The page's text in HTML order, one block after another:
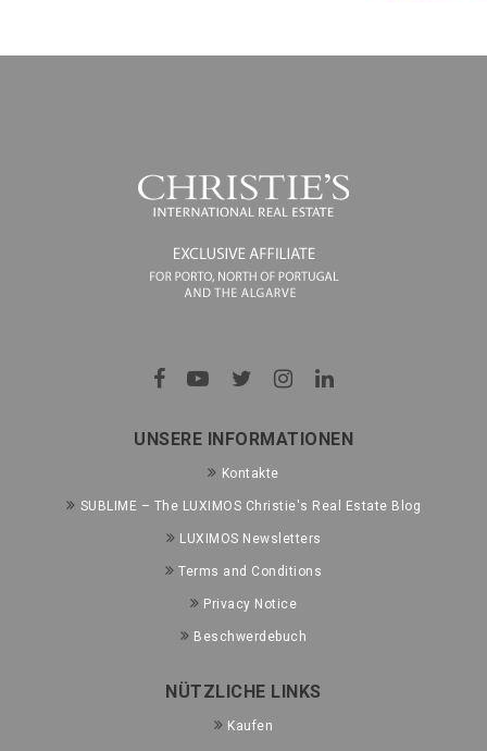
UNSERE INFORMATIONEN
Kontakte
SUBLIME – The LUXIMOS Christie's Real Estate Blog
LUXIMOS Newsletters
Terms and Conditions
Privacy Notice
Beschwerdebuch
NÜTZLICHE LINKS
Kaufen